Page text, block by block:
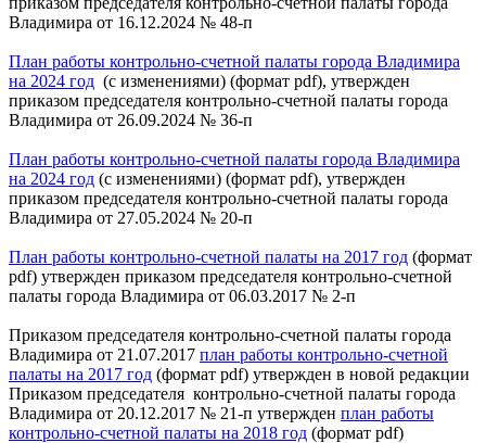
Владимира от 16.12.2024 № 48-п
План работы контрольно-счетной палаты города Владимира
на 2024 год (с изменениями) (формат pdf), утвержден
приказом председателя контрольно-счетной палаты города
Владимира от 26.09.2024 № 36-п
План работы контрольно-счетной палаты города Владимира
на 2024 год (с изменениями) (формат pdf), утвержден
приказом председателя контрольно-счетной палаты города
Владимира от 27.05.2024 № 20-п
План работы контрольно-счетной палаты на 2017 год (формат
pdf) утвержден приказом председателя контрольно-счетной
палаты города Владимира от 06.03.2017 № 2-п
Приказом председателя контрольно-счетной палаты города
Владимира от 21.07.2017 план работы контрольно-счетной
палаты на 2017 год (формат pdf) утвержден в новой редакции
Приказом председателя контрольно-счетной палаты города
Владимира от 20.12.2017 № 21-п утвержден план работы
контрольно-счетной палаты на 2018 год (формат pdf)